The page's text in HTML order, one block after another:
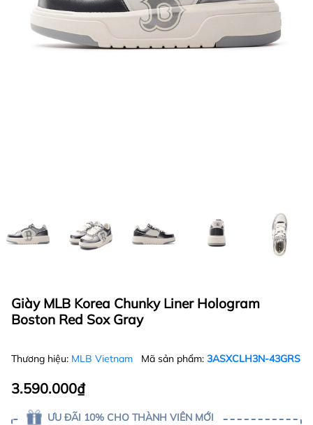
Giày MLB Korea Chunky Liner Hologram
Boston Red Sox Gray
Thương hiệu: MLB Vietnam Mã sản phẩm: 3ASXCLH3N-43GRS
3.590.000₫
ƯU ĐÃI 10% CHO THÀNH VIÊN MỚI